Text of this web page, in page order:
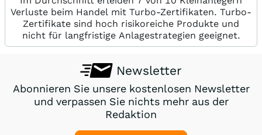
Verluste beim Handel mit Turbo-Zertifikaten. Turbo-
Zertifikate sind hoch risikoreiche Produkte und
nicht für langfristige Anlagestrategien geeignet.
Newsletter
Abonnieren Sie unsere kostenlosen Newsletter
und verpassen Sie nichts mehr aus der
Redaktion